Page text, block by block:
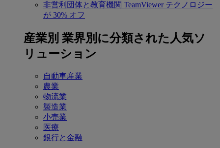
非営利団体と教育機関 TeamViewer テクノロジー
が 30% オフ
産業別 業界別に分類された人気ソ
リューション
自動車産業
農業
物流業
製造業
小売業
医療
銀行と金融